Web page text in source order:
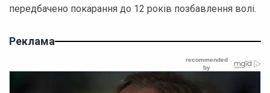
передбачено покарання до 12 років позбавлення волі.
Реклама